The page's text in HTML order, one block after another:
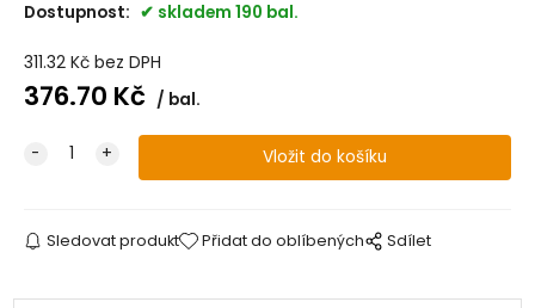
Dostupnost: skladem 190 bal.
311.32Kč bez DPH
376.70 Kč bal.
Sledovat produkt Přidat do oblíbených Sdílet